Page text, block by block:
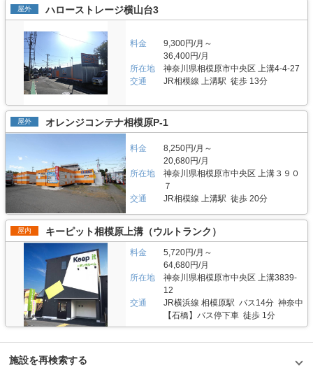
マリンボックスは湘南エリアで30年近くトランクルームを運営しているこ
ともあり、そのノウハウを活かしたお客様目線でのトランクルームを開発さ
れているのだろう。入口にセコムの防犯カメラも設置されているということ
で、自宅の駐車場よりも安心して車を収納できるスペースとして特に愛車を
持っている方には最適な場所だと思った。
電話を頂けましたら、遠隔操作で入口を開錠致しますのでご自由にご覧くだ
さい。その際、お電話にてご利用金額やキャンペーンなどのご案内も致しま
す。尚、ご契約に関しては、株式会社マリンボックスでは保証人や連帯保証
人の代わりに、保証会社との契約をしていただいているため保証人は不要と
なります。敷金や礼金なども不要なので簡単に契約できます。時期によって
お得なキャンペーンも実施しております。詳細なキャンペーンや施設へのご
質問はLIFULLトランクルームから電話やメールにてお気軽にお問い合わせ
ください。 編集後記 小田急江ノ島線本鵠沼駅から徒歩7分、周辺の住宅街
の高齢者の方が、季節の洋服や家具、本などの趣味の品を収納に来ていると
いう。ただそれだけでなく、車で7分ほどでサーフィンやバーベキューなど
のレジャースポットとしても名高い江の島へのアクセスも可能なこの施設は
サーファーの利用も多いとのことで、サーフボードやウェットスーツなどの
レジャー用品の収納にも役立っていた。施設のセキュリティも万全で、安心
して利用できる「マリンボックス本鵠沼店」は、年代や居住地に関係なくお
すすめできる施設だと思った。
ルームでは、お客様の大切なお荷物をお預かりしているため、24時間安心
してご利用いただけるように、カードキーや防犯カメラ、セキュリティーシ
また、両国亀沢のトランクルームの鍵は南京錠などの鍵の持ち歩きタイプで
はなくダイアルロック式で、メインエントランスはオートロックで施錠され
ています。コンテナ倉庫ではなく室内管理なので清掃も行き届いており、ホ
コリなどが出にくく、温度管理や湿度管理を徹底するために空調設備も完備
しております。通年26-7度で管理しているため、衣類や布団、木製の製品
などデリケートな物の保管などにも安心してご利用いただけます。 費用や
契約について教えてください。 契約前にトランクルームを下見したい場合
は、立ち合いによる内見と遠隔操作による立ち合いなしでの内覧も可能で
す。是非、お気軽にお申しつけください。 契約に関しては、マリンボック
スでは保証人や連帯保証人の代わりに、保証会社との契約をしていただいて
いるため保証人は不要、敷金・礼金なども不要なかんたん契約で行います。
初月賃料が無料なので導入のハードルを低くし、解約のお申込もいつでも可
能です（お申し出いただいた月の翌月末での解約）。料金は6,480円～/月に
なります。 編集後記 湘南に本社を構えるマリンボックス社。かわいいイル
カの看板や海を思わせるブルーが印象的なエントランスを構えるトランクル
ーム。駅からのアクセスも良いというメリットがありながら、高架下の車通
りが少ない路地にあるため、車からの荷物の出し入れにも便利な場所という
印象を受けた。同社の代表取締役、永田氏は「地域に根ざして事業を行って
きたので、安心して使える設備や親切なサポートには自信があります」と笑
顔で話す。用途に合わせて様々なサイズの部屋が用意されているので、みな
さんの大切な荷物を預けるのにぴったりの場所ではないだろうか。
い。 カフェのようなおしゃれな雰囲気を意識して、外観は金型で作ったロ
ゴや取っ手など、一見トランクルームとはわからないほど街の景観に馴染ん
で、併設されているバイクガレージは広さ3.01m2と3.24m2をご用意してお
り、サビや汚れを防ぐため、バイクが長持ちします。 駐車場はありません
が、トランクルームの前に車を横付けし荷物を下ろしたらそのまま直進でき
るので、荷物の出し入れにも便利な立地です。 主にどんな方がご利用され
ているのでしょうか？ 近隣の住宅にお住いの個人の方がメインユーザーに
なります。利用用途としては、主に家財や季節によって変わる衣類を保管す
る場所としてご利用されている方が多い傾向にありますが、趣味でバイクを
お持ちの方も利用されており、大切なバイクを風雨から守っています。 ガ
レージには、国産バイクはもとより、ハーレーなどの外国製の大型バイクも
セキュリティや安全面について教えてください。 セキュリティーシステム
を導入し24時間安心してご利用頂けます。マリンボックスが提供する物件
では、お客様の大切なお荷物をお預かりしているため、万が一に備え防犯カ
メラを設置していたり、毎月数回、巡回スタッフが回っています。エントラ
ンスはオートロックで施錠されており、バイクガレージには監視モニターも
完備しています。 また、コンテナ倉庫ではなく室内管理なので清掃も行き
届いており、ホコリなどが出にくく、空調設備（温度管理、湿度管理）も完
備しており、通年26-7度で管理しているためデリケートな衣類や木製の製
品などの保管などにも安心してご利用いただけます。 費用や契約について
教えてください。 バイクガレージ/トランクルームの建物の上の階にオーナ
ーが住んでいるため、内覧したい場合、事前に連絡したり、当日でも都合が
合えば直接案内することが可能です。 契約に関しては、マリンボックスで
は保証人や連帯保証人の代わりに、保証会社との契約をしていただいている
ため保証人は不要、敷金・礼金なども不要なかんたん契約で行います。初月
賃料が無料なので導入のハードルを低くし、解約のお申込もいつでも可能で
す（お申し出いただいた月の翌月末での解約）。料金はトランクルームが
8,300円～/月、バイクガレージが16,000円～/月になります。 編集後記 「街
の景色に溶け込むおしゃれなガレージ」このスペースを見たとき、そんな感
ンボックスのキャラクターであるクジラの可愛さも合間って、まさに”いい
屋外 ハローストレージ横山台3
料金
9,300円/月～
36,400円/月
所在地
神奈川県相模原市中央区 上溝4-4-27
交通
JR相模線 上溝駅 徒歩 13分
屋外 オレンジコンテナ相模原P-1
料金
8,250円/月～
20,680円/月
所在地
神奈川県相模原市中央区 上溝３９０
７
交通
JR相模線 上溝駅 徒歩 20分
屋内 キーピット相模原上溝（ウルトランク）
料金
5,720円/月～
64,680円/月
所在地
神奈川県相模原市中央区 上溝3839-
12
交通
JR横浜線 相模原駅 バス14分 神奈中
【石橋】バス停下車 徒歩 1分
施設を再検索する